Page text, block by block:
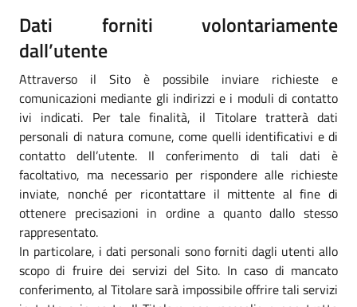
Dati forniti volontariamente
dall’utente
Attraverso il Sito è possibile inviare richieste e
comunicazioni mediante gli indirizzi e i moduli di contatto
ivi indicati. Per tale finalità, il Titolare tratterà dati
personali di natura comune, come quelli identificativi e di
contatto dell’utente. Il conferimento di tali dati è
facoltativo, ma necessario per rispondere alle richieste
inviate, nonché per ricontattare il mittente al fine di
ottenere precisazioni in ordine a quanto dallo stesso
rappresentato.
In particolare, i dati personali sono forniti dagli utenti allo
scopo di fruire dei servizi del Sito. In caso di mancato
conferimento, al Titolare sarà impossibile offrire tali servizi